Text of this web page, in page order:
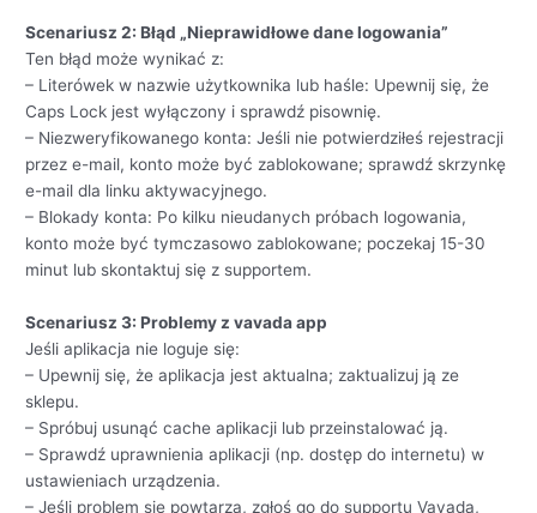
Scenariusz 2: Błąd „Nieprawidłowe dane logowania”
Ten błąd może wynikać z:
– Literówek w nazwie użytkownika lub haśle: Upewnij się, że
Caps Lock jest wyłączony i sprawdź pisownię.
– Niezweryfikowanego konta: Jeśli nie potwierdziłeś rejestracji
przez e-mail, konto może być zablokowane; sprawdź skrzynkę
e-mail dla linku aktywacyjnego.
– Blokady konta: Po kilku nieudanych próbach logowania,
konto może być tymczasowo zablokowane; poczekaj 15-30
minut lub skontaktuj się z supportem.
Scenariusz 3: Problemy z vavada app
Jeśli aplikacja nie loguje się:
– Upewnij się, że aplikacja jest aktualna; zaktualizuj ją ze
sklepu.
– Spróbuj usunąć cache aplikacji lub przeinstalować ją.
– Sprawdź uprawnienia aplikacji (np. dostęp do internetu) w
ustawieniach urządzenia.
– Jeśli problem się powtarza, zgłoś go do supportu Vavada,